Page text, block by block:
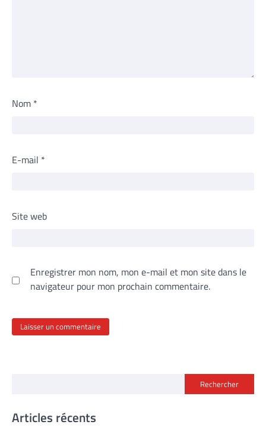
Nom *
E-mail *
Site web
Enregistrer mon nom, mon e-mail et mon site dans le
navigateur pour mon prochain commentaire.
Rechercher
Articles récents